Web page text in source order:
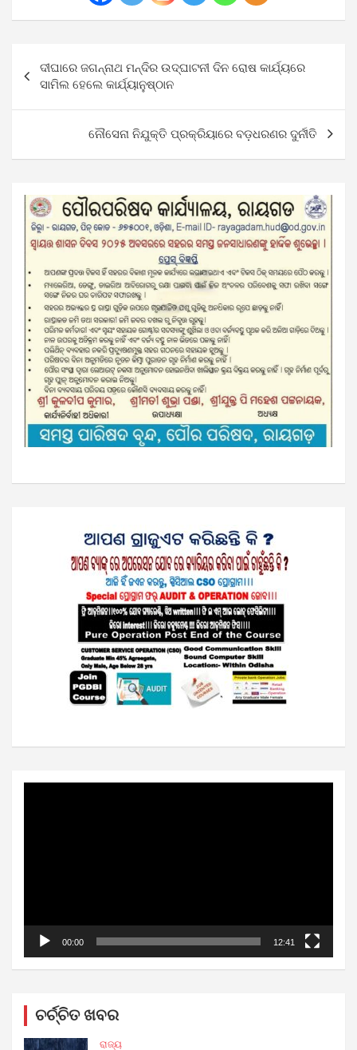
navigation
ଦୀଘାରେ ଜଗନ୍ନାଥ ମନ୍ଦିର ଉଦ୍‌ଘାଟନୀ ଦିନ ରୋଷ କାର୍ଯ୍ୟରେ
ସାମିଲ ହେଲେ କାର୍ଯ୍ୟାନୁଷ୍ଠାନ
ନୌସେନା ନିଯୁକ୍ତି ପ୍ରକ୍ରିୟାରେ ବଡ଼ଧରଣର ଦୁର୍ନୀତି
00:00 12:41
ଚର୍ଚ୍ଚିତ ଖବର
ରାଜ୍ୟ